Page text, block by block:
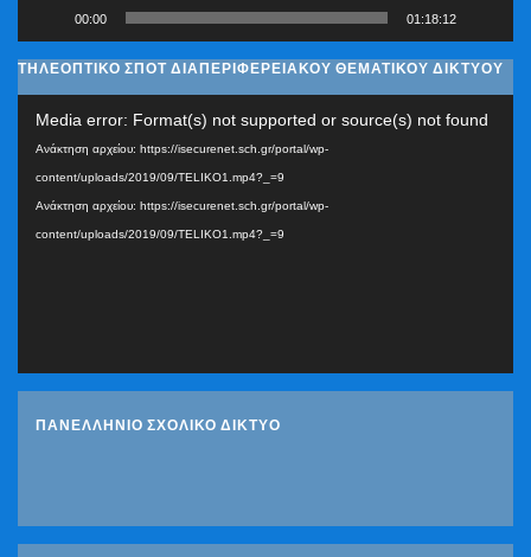
00:00 01:18:12
ΤΗΛΕΟΠΤΙΚΟ ΣΠΟΤ ΔΙΑΠΕΡΙΦΕΡΕΙΑΚΟΥ ΘΕΜΑΤΙΚΟΥ ΔΙΚΤΥΟΥ
Media error: Format(s) not supported or source(s) not found
Ανάκτηση αρχείου: https://isecurenet.sch.gr/portal/wp-
content/uploads/2019/09/TELIKO1.mp4?_=9
Ανάκτηση αρχείου: https://isecurenet.sch.gr/portal/wp-
content/uploads/2019/09/TELIKO1.mp4?_=9
ΠΑΝΕΛΛΗΝΙΟ ΣΧΟΛΙΚΟ ΔΙΚΤΥΟ